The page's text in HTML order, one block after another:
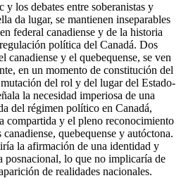
y los debates entre soberanistas y
da lugar, se mantienen inseparables
federal canadiense y de la historia
política del Canadá. Dos
canadiense y el quebequense, se ven
en un momento de constitución del
del rol y del lugar del Estado-
la necesidad imperiosa de una
del régimen político en Canadá,
compartida y el pleno reconocimiento
quebequense y autóctona.
la afirmación de una identidad y
posnacional, lo que no implicaría de
de realidades nacionales.